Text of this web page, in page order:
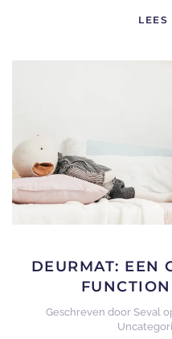
LEES
DEURMAT: EEN
Geschreven door Seval